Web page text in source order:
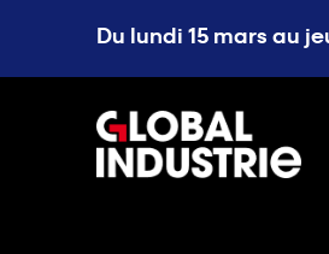
Du lundi 15 mars au
page.home